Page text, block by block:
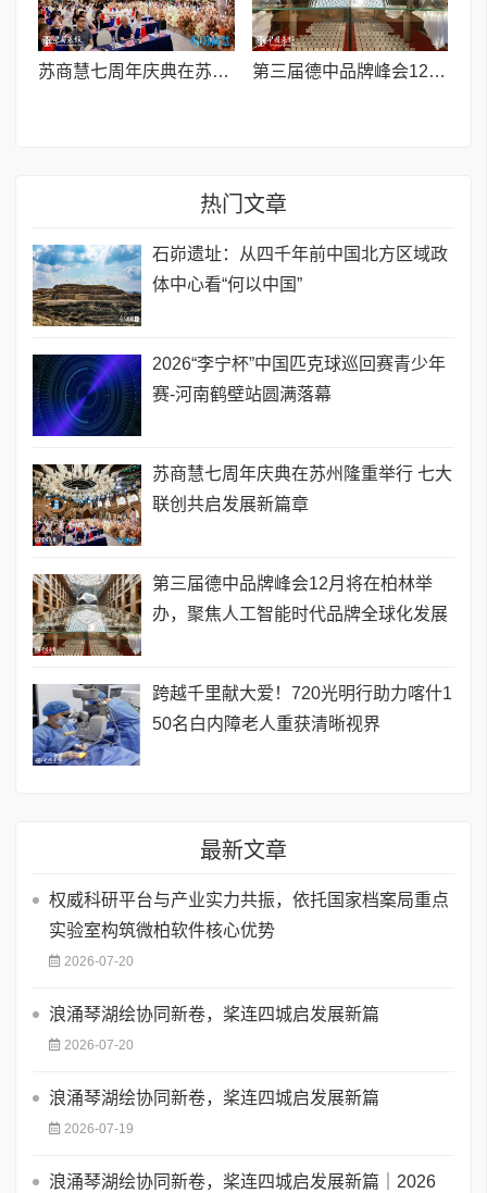
苏商慧七周年庆典在苏州隆重举行 七大联创共启发展新篇章 第三届德中品牌峰会12月将在柏林举办，聚焦人工智能时代品牌全球化发展
热门文章
石峁遗址：从四千年前中国北方区域政
体中心看“何以中国”
2026“李宁杯”中国匹克球巡回赛青少年
赛-河南鹤壁站圆满落幕
苏商慧七周年庆典在苏州隆重举行 七大
联创共启发展新篇章
第三届德中品牌峰会12月将在柏林举
办，聚焦人工智能时代品牌全球化发展
跨越千里献大爱！720光明行助力喀什1
50名白内障老人重获清晰视界
最新文章
权威科研平台与产业实力共振，依托国家档案局重点
实验室构筑微柏软件核心优势
2026-07-20
浪涌琴湖绘协同新卷，桨连四城启发展新篇
2026-07-20
浪涌琴湖绘协同新卷，桨连四城启发展新篇
2026-07-19
浪涌琴湖绘协同新卷，桨连四城启发展新篇｜2026